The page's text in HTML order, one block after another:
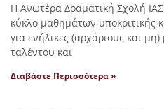
Η Ανωτέρα Δραματική Σχολή
κύκλο μαθημάτων υποκριτικής
για ενήλικες (αρχάριους και
ταλέντου και
Διαβάστε Περισσότερα »